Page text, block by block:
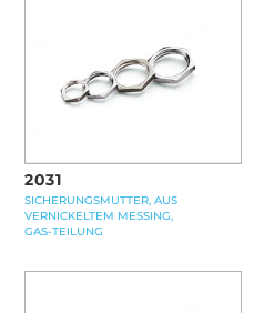
2031
SICHERUNGSMUTTER, AUS
VERNICKELTEM MESSING,
GAS-TEILUNG